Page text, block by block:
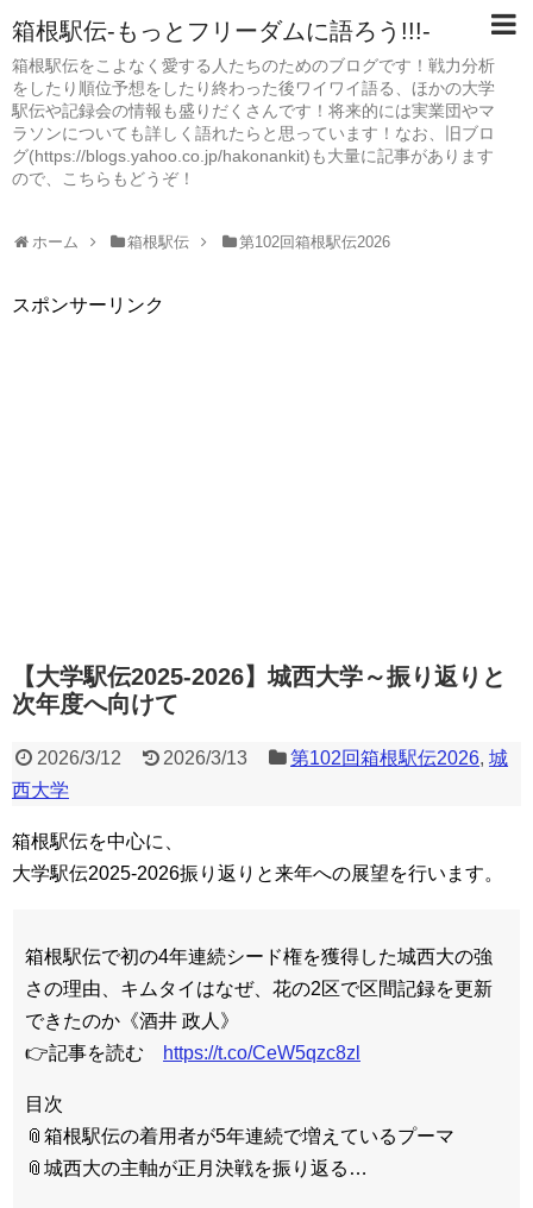
箱根駅伝-もっとフリーダムに語ろう!!!-
箱根駅伝をこよなく愛する人たちのためのブログです！戦力分析
をしたり順位予想をしたり終わった後ワイワイ語る、ほかの大学
駅伝や記録会の情報も盛りだくさんです！将来的には実業団やマ
ラソンについても詳しく語れたらと思っています！なお、旧ブロ
グ(https://blogs.yahoo.co.jp/hakonankit)も大量に記事があります
ので、こちらもどうぞ！
ホーム 箱根駅伝 第102回箱根駅伝2026
スポンサーリンク
【大学駅伝2025-2026】城西大学～振り返りと
次年度へ向けて
2026/3/12 2026/3/13 第102回箱根駅伝2026,城
西大学
箱根駅伝を中心に、
大学駅伝2025-2026振り返りと来年への展望を行います。
箱根駅伝で初の4年連続シード権を獲得した城西大の強
さの理由、キムタイはなぜ、花の2区で区間記録を更新
できたのか《酒井 政人》
👉記事を読む
https://t.co/CeW5qzc8zl
目次
📎箱根駅伝の着用者が5年連続で増えているプーマ
📎城西大の主軸が正月決戦を振り返る…